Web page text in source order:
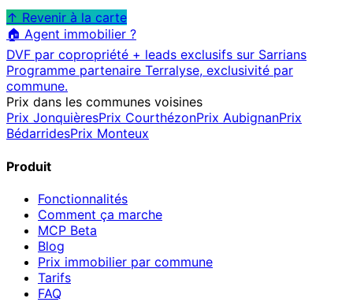
↑ Revenir à la carte
🏠 Agent immobilier ?
DVF par copropriété + leads exclusifs sur Sarrians
Programme partenaire Terralyse, exclusivité par
commune.
Prix dans les communes voisines
Prix JonquièresPrix CourthézonPrix AubignanPrix
BédarridesPrix Monteux
Produit
Fonctionnalités
Comment ça marche
MCP Beta
Blog
Prix immobilier par commune
Tarifs
FAQ